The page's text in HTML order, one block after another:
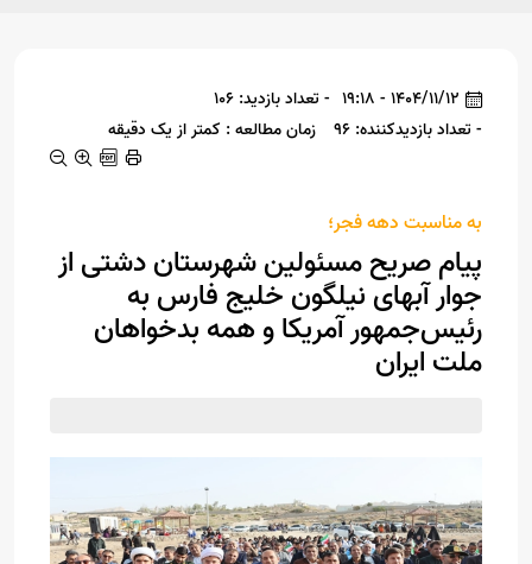
1404/11/12 - 19:18
- تعداد بازدید: 106
- تعداد بازدیدکننده: 96
زمان مطالعه : کمتر از یک دقیقه
به مناسبت دهه فجر؛
پیام صریح مسئولین شهرستان دشتی از
جوار آبهای نیلگون خلیج فارس به
رئیس‌جمهور آمریکا و همه بدخواهان
ملت ایران